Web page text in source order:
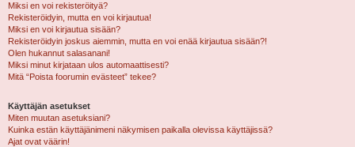
Miksi en voi rekisteröityä?
Rekisteröidyin, mutta en voi kirjautua!
Miksi en voi kirjautua sisään?
Rekisteröidyin joskus aiemmin, mutta en voi enää kirjautua sisään?!
Olen hukannut salasanani!
Miksi minut kirjataan ulos automaattisesti?
Mitä “Poista foorumin evästeet” tekee?
Käyttäjän asetukset
Miten muutan asetuksiani?
Kuinka estän käyttäjänimeni näkymisen paikalla olevissa käyttäjissä?
Ajat ovat väärin!